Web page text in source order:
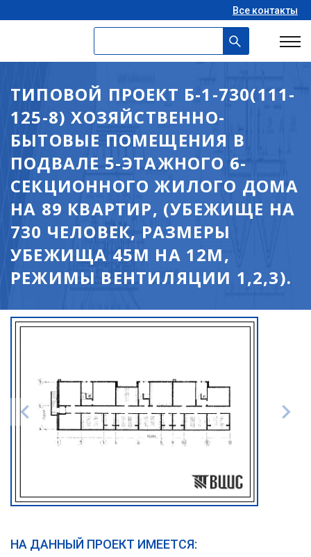
Все контакты
ТИПОВОЙ ПРОЕКТ Б-1-730(111-
125-8) ХОЗЯЙСТВЕННО-
БЫТОВЫЕ ПОМЕЩЕНИЯ В
ПОДВАЛЕ 5-ЭТАЖНОГО 6-
СЕКЦИОННОГО ЖИЛОГО ДОМА
НА 89 КВАРТИР, (УБЕЖИЩЕ НА
730 ЧЕЛОВЕК, РАЗМЕРЫ
УБЕЖИЩА 45М НА 12М,
РЕЖИМЫ ВЕНТИЛЯЦИИ 1,2,3).
НА ДАННЫЙ ПРОЕКТ ИМЕЕТСЯ: